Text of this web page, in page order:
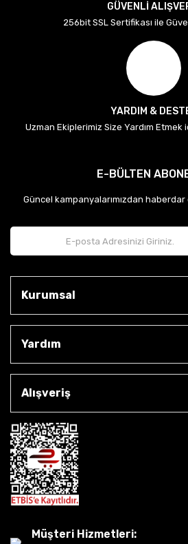
GÜVENLİ
256bit SSL Sertifikası ile
YARDIM &
Uzman Ekiplerimiz Size Yardım Etmek
E-BÜLTEN
Güncel kampanyalarımızdan
Kurumsal
Yardım
Alışveriş
Müşteri Hizmetleri: